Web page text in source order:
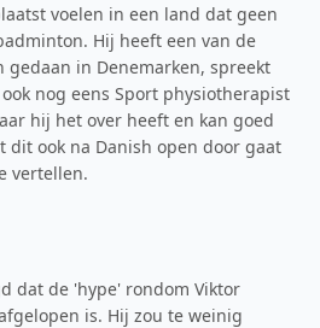
voelen in een land dat geen
Hij heeft een van de
gedaan in Denemarken, spreekt
nog eens Sport physiotherapist
hij het over heeft en kan goed
dit ook na Danish open door gaat
vertellen.
dat de 'hype' rondom Viktor
is. Hij zou te weinig